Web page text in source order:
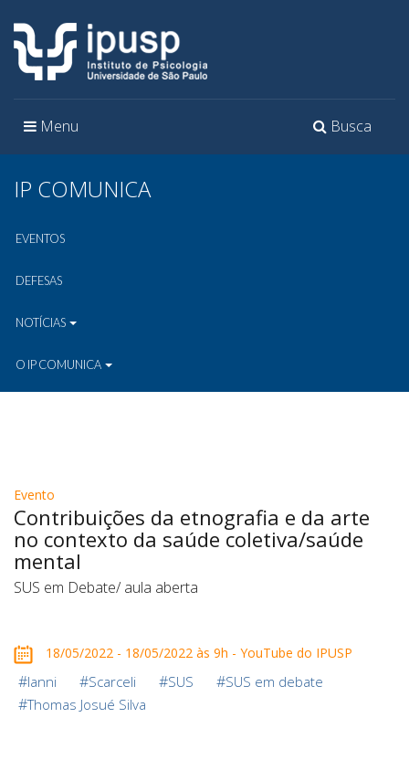
Toggle
Busca
Toggle
Menu
IP COMUNICA
EVENTOS
DEFESAS
NOTÍCIAS
O IP COMUNICA
Evento
Contribuições da etnografia e da arte
no contexto da saúde coletiva/saúde
mental
SUS em Debate/ aula aberta
18/05/2022 - 18/05/2022 às 9h - YouTube do IPUSP
#Ianni #Scarceli #SUS #SUS em debate
#Thomas Josué Silva